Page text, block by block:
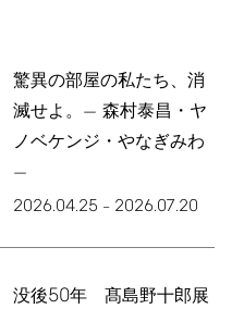
驚異の部屋の私たち、消
滅せよ。— 森村泰昌・ヤ
ノベケンジ・やなぎみわ
—
2026.04.25 – 2026.07.20
没後50年 髙島野十郎展